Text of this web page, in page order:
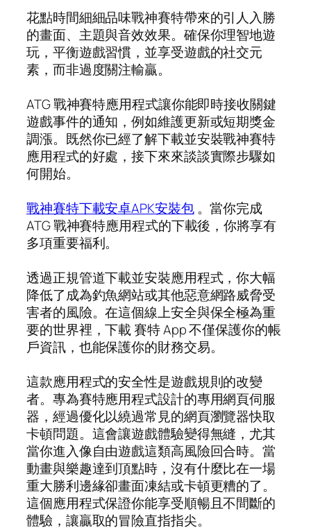
花點時間細細品味戰神賽特帶來的引人入勝
的畫面、主題與音效效果。確保你理智地遊
玩，平衡遊戲習慣，並享受遊戲的社交元
素，而非過度關注輸贏。
ATG 戰神賽特應用程式讓你能即時接收關鍵
遊戲事件的通知，例如維護更新或短期獎金
調漲。既然你已經了解下載並安裝戰神賽特
應用程式的好處，接下來來談談實際步驟如
何開始。
戰神賽特下載安卓APK安裝包。當你完成
ATG 戰神賽特應用程式的下載後，你將享有
多項重要福利。
透過正規管道下載並安裝應用程式，你大幅
降低了成為釣魚網站或其他惡意網路威脅受
害者的風險。在這個線上安全與保全極為重
要的世界裡，下載 賽特 App 不僅保護你的帳
戶資訊，也能保護你的財務交易。
這款應用程式的安全性是遊戲規則的改變
者。專為賽特應用程式設計的專用網頁伺服
器，經過優化以繞過常見的網頁瀏覽器快取
卡頓問題。這會讓遊戲體驗變得無縫，尤其
當你進入像自由遊戲這類高風險回合時。當
動畫與樂趣達到頂點時，沒有什麼比在一場
重大勝利邊緣卻畫面凍結或卡頓更糟的了。
這個應用程式保證你能享受順暢且不間斷的
體驗，讓贏取的冒險直指指尖。